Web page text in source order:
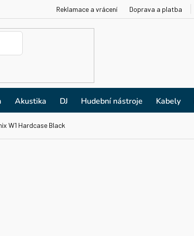
Reklamace a vrácení Doprava a platba
Akustika DJ Hudební nástroje Kabely
W1 Hardcase Black